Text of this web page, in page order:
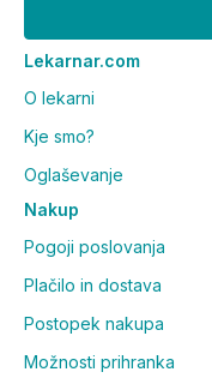
Lekarnar.com
O lekarni
Kje smo?
Oglaševanje
Nakup
Pogoji poslovanja
Plačilo in dostava
Postopek nakupa
Možnosti prihranka